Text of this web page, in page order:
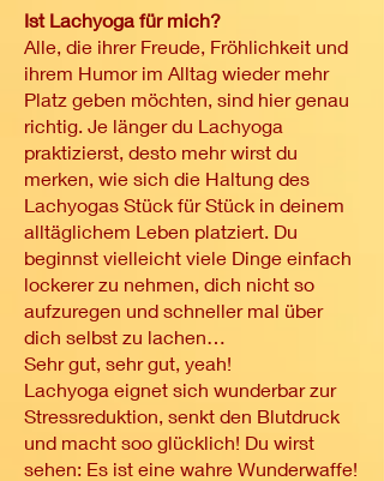
Ist Lachyoga für mich?
Alle, die ihrer Freude, Fröhlichkeit und
ihrem Humor im Alltag wieder mehr
Platz geben möchten, sind hier genau
richtig. Je länger du Lachyoga
praktizierst, desto mehr wirst du
merken, wie sich die Haltung des
Lachyogas Stück für Stück in deinem
alltäglichem Leben platziert. Du
beginnst vielleicht viele Dinge einfach
lockerer zu nehmen, dich nicht so
aufzuregen und schneller mal über
dich selbst zu lachen…
Sehr gut, sehr gut, yeah!
Lachyoga eignet sich wunderbar zur
Stressreduktion, senkt den Blutdruck
und macht soo glücklich! Du wirst
sehen: Es ist eine wahre Wunderwaffe!